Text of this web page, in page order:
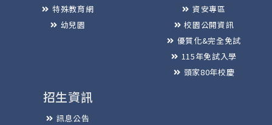
特殊教育網
幼兒園
資安專區
校園公開資訊
優質化&完全免試
115年免試入學
頭家80年校慶
招生資訊
訊息公告